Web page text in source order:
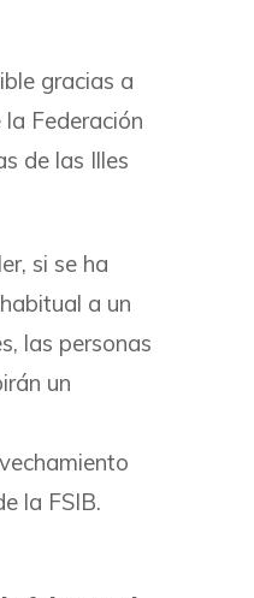
gracias a
Federación
de las Illes
si se ha
a un
las personas
un
la FSIB.